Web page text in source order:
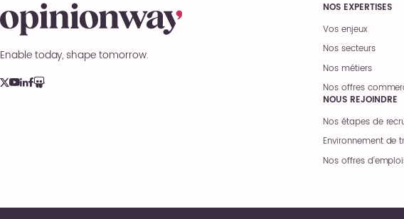
Enable today, shape tomorrow.
NOS EXPERTISES
Vos enjeux
Nos secteurs
Nos métiers
Nos offres
NOUS REJOINDRE
Nos étapes de
Environnement de
Nos offres